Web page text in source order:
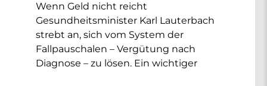
Wenn Geld nicht reicht
Gesundheitsminister Karl Lauterbach
strebt an, sich vom System der
Fallpauschalen – Vergütung nach
Diagnose – zu lösen. Ein wichtiger